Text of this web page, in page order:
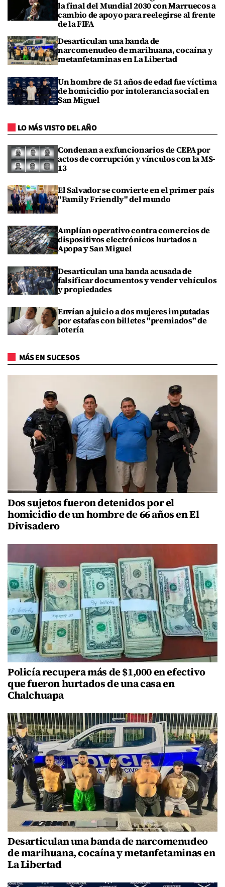
la final del Mundial 2030 con Marruecos a
cambio de apoyo para reelegirse al frente
de la FIFA
Desarticulan una banda de
narcomenudeo de marihuana, cocaína y
metanfetaminas en La Libertad
Un hombre de 51 años de edad fue víctima
de homicidio por intolerancia social en
San Miguel
LO MÁS VISTO DEL AÑO
Condenan a exfuncionarios de CEPA por
actos de corrupción y vínculos con la MS-
13
El Salvador se convierte en el primer país
"Family Friendly" del mundo
Amplían operativo contra comercios de
dispositivos electrónicos hurtados a
Apopa y San Miguel
Desarticulan una banda acusada de
falsificar documentos y vender vehículos
y propiedades
Envían a juicio a dos mujeres imputadas
por estafas con billetes "premiados" de
lotería
MÁS EN SUCESOS
Dos sujetos fueron detenidos por el
homicidio de un hombre de 66 años en El
Divisadero
Policía recupera más de $1,000 en efectivo
que fueron hurtados de una casa en
Chalchuapa
Desarticulan una banda de narcomenudeo
de marihuana, cocaína y metanfetaminas en
La Libertad